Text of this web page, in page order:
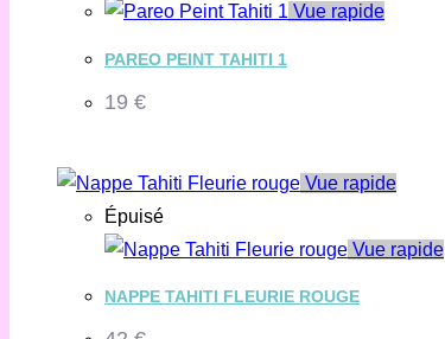
Vue rapide
PAREO PEINT TAHITI 1
19 €
Vue rapide
Épuisé
Vue rapide
NAPPE TAHITI FLEURIE ROUGE